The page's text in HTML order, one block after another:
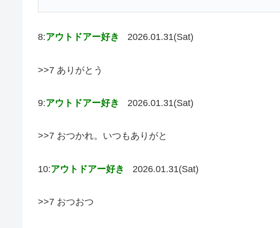
8:アウトドアー好き 2026.01.31(Sat)
>>7 ありがとう
9:アウトドアー好き 2026.01.31(Sat)
>>7 おつかれ。いつもありがと
10:アウトドアー好き 2026.01.31(Sat)
>>7 おつおつ